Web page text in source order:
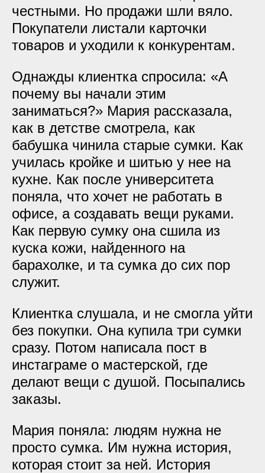
честными. Но продажи шли вяло.
Покупатели листали карточки
товаров и уходили к конкурентам.
Однажды клиентка спросила: «А
почему вы начали этим
заниматься?» Мария рассказала,
как в детстве смотрела, как
бабушка чинила старые сумки. Как
училась кройке и шитью у нее на
кухне. Как после университета
поняла, что хочет не работать в
офисе, а создавать вещи руками.
Как первую сумку она сшила из
куска кожи, найденного на
барахолке, и та сумка до сих пор
служит.
Клиентка слушала, и не смогла уйти
без покупки. Она купила три сумки
сразу. Потом написала пост в
инстаграме о мастерской, где
делают вещи с душой. Посыпались
заказы.
Мария поняла: людям нужна не
просто сумка. Им нужна история,
которая стоит за ней. История